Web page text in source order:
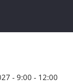
- 9:00 - 12:00